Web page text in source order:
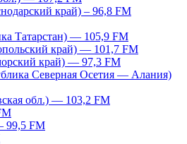
край) – 96,8 FM
Татарстан) — 105,9 FM
край) — 101,7 FM
край) — 97,3 FM
Северная Осетия — Алания)
обл.) — 103,2 FM
99,5 FM